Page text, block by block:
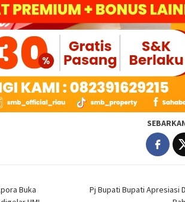
Buka
Pj Bupati Bupati Apresiasi